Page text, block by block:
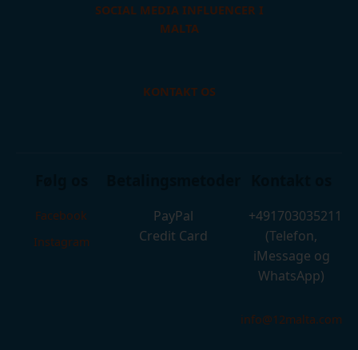
SOCIAL MEDIA INFLUENCER I
MALTA
KONTAKT OS
Facebook
Instagram
PayPal
Credit Card
+491703035211
(Telefon,
iMessage og
WhatsApp)
info@12malta.com